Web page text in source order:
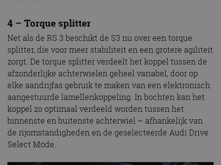
4 – Torque splitter
Net als de RS 3 beschikt de S3 nu over een torque
splitter, die voor meer stabiliteit en een grotere agiliteit
zorgt. De torque splitter verdeelt het koppel tussen de
afzonderlijke achterwielen geheel variabel, door op
elke aandrijfas gebruik te maken van een elektronisch
aangestuurde lamellenkoppeling. In bochten kan het
koppel zo optimaal verdeeld worden tussen het
binnenste en buitenste achterwiel – afhankelijk van
de rijomstandigheden en de geselecteerde Audi Drive
Select Mode.